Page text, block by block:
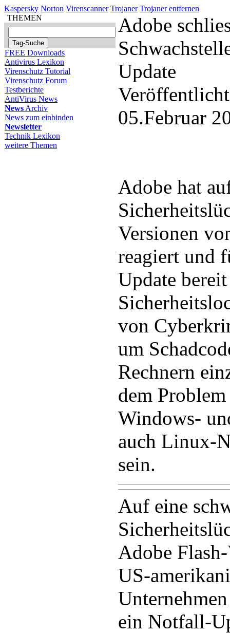
Kaspersky Norton Virenscanner Trojaner Trojaner entfernen
THEMEN
FREE Downloads
Antivirus Lexikon
Virenschutz Tutorial
Virenschutz Forum
Testberichte
AntiVirus News
News Archiv
News zum einbinden
Newsletter
Technik Lexikon
weitere Themen
Adobe
Update
05.Februar
Adobe hat
Versionen
reagiert und
Update
von
um
Rechnern
dem
Windows-
auch Linux-
sein.
Auf eine
Adobe
US-
ein Notfall-